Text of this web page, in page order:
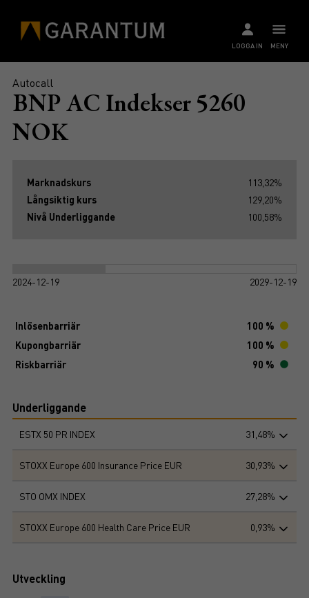
MENY
LOGGA IN
Autocall
BNP AC Indekser 5260
NOK
Marknadskurs
113,32%
Långsiktig kurs
129,20%
Nivå Underliggande
100,58%
2024-12-19 2029-12-19
Inlösenbarriär
100 %
Kupongbarriär
100 %
Riskbarriär
90 %
Underliggande
ESTX 50 PR INDEX 31,48%
STOXX Europe 600 Insurance Price EUR 30,93%
STO OMX INDEX 27,28%
STOXX Europe 600 Health Care Price EUR 0,93%
Utveckling